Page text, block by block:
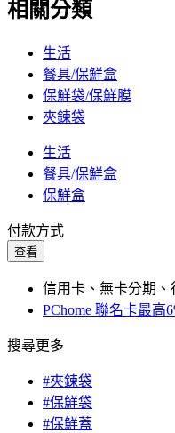
相關分類
生活
餐具/保鮮盒
保鮮袋/保鮮膜
夾鍊袋
生活
餐具/保鮮盒
保鮮盒
付款方式
查看
信用卡、無卡分期
PChome 聯名卡最高
搜尋更多
#夾鍊袋
#保鮮袋
#保鮮蓋